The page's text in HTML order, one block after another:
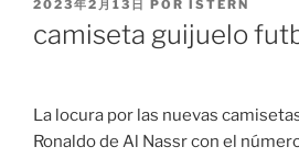
2023年2月13日 POR ISTERN
camiseta guijuelo
La locura por las nuevas
Ronaldo de Al Nassr con el